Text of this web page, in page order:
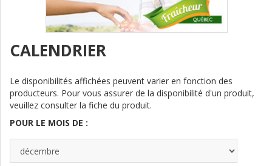
CALENDRIER
Le disponibilités affichées peuvent varier en fonction des
producteurs. Pour vous assurer de la disponibilité d'un produit,
veuillez consulter la fiche du produit.
POUR LE MOIS DE :